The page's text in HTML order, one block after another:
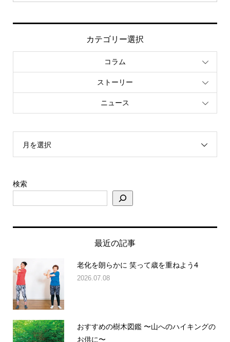
カテゴリー選択
コラム
ストーリー
ニュース
月を選択
検索
最近の記事
老化を朗らかに 笑って歳を重ねよう4
2026.07.08
おすすめの樹木図鑑 〜山へのハイキングの
お供に〜